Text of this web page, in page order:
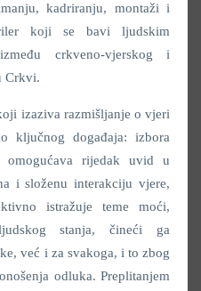
kadriranju, montaži i
koji se bavi ljudskim
crkveno-vjerskog i
Crkvi.
izaziva razmišljanje o vjeri
ključnog događaja: izbora
omogućava rijedak uvid u
i složenu interakciju vjere,
istražuje teme moći,
stanja, čineći ga
već i za svakoga, i to zbog
odluka. Preplitanjem